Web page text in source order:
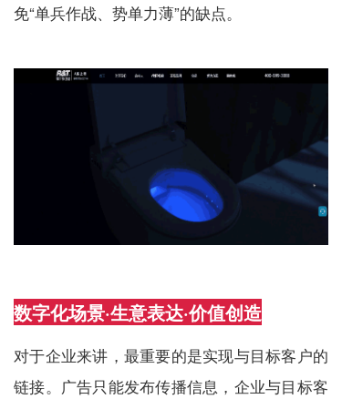
免“单兵作战、势单力薄”的缺点。
数字化场景·生意表达·价值创造
对于企业来讲，最重要的是实现与目标客户的
链接。广告只能发布传播信息，企业与目标客